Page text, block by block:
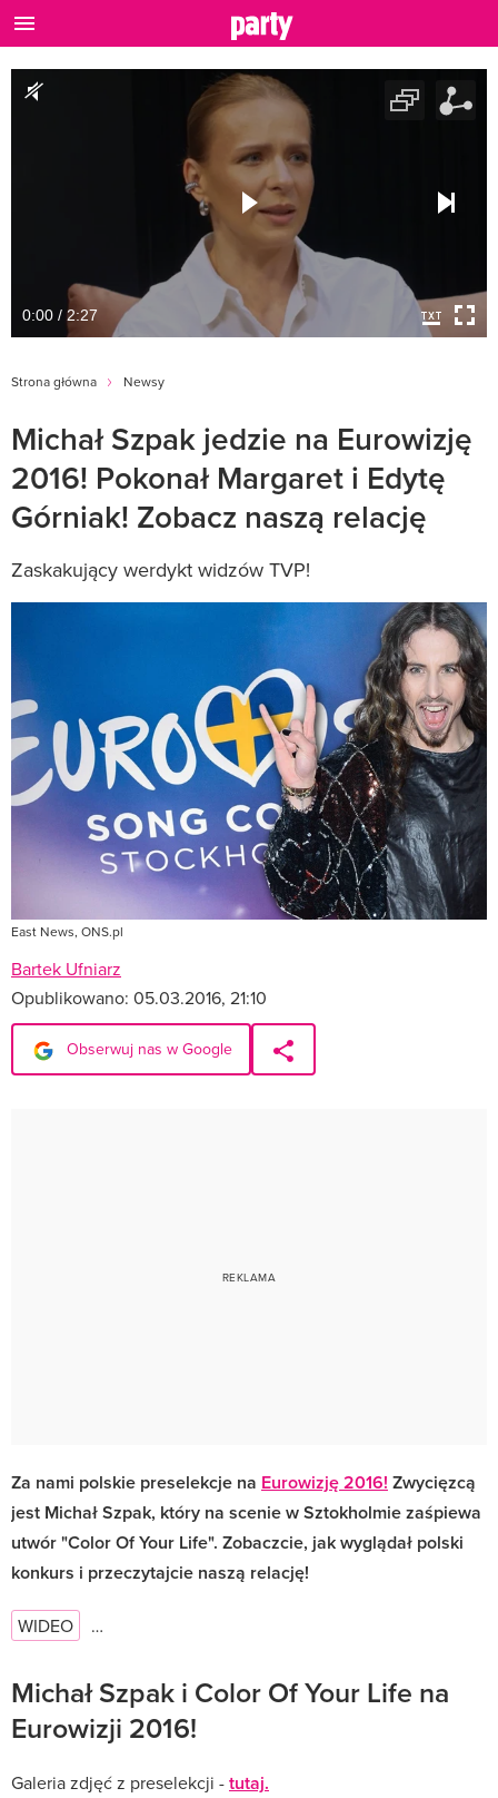
0:00 / 2:27
Strona główna Newsy
Michał Szpak jedzie na Eurowizję
2016! Pokonał Margaret i Edytę
Górniak! Zobacz naszą relację
Zaskakujący werdykt widzów TVP!
East News, ONS.pl
Bartek Ufniarz
Opublikowano: 05.03.2016, 21:10
Obserwuj nas w Google
Za nami polskie preselekcje na Eurowizję 2016! Zwycięzcą
jest Michał Szpak, który na scenie w Sztokholmie zaśpiewa
utwór "Color Of Your Life". Zobaczcie, jak wyglądał polski
konkurs i przeczytajcie naszą relację!
WIDEO …
Michał Szpak i Color Of Your Life na
Eurowizji 2016!
Galeria zdjęć z preselekcji -tutaj.